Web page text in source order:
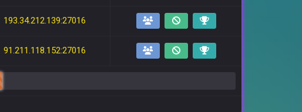
193.34.212.139:27016
91.211.118.152:27016